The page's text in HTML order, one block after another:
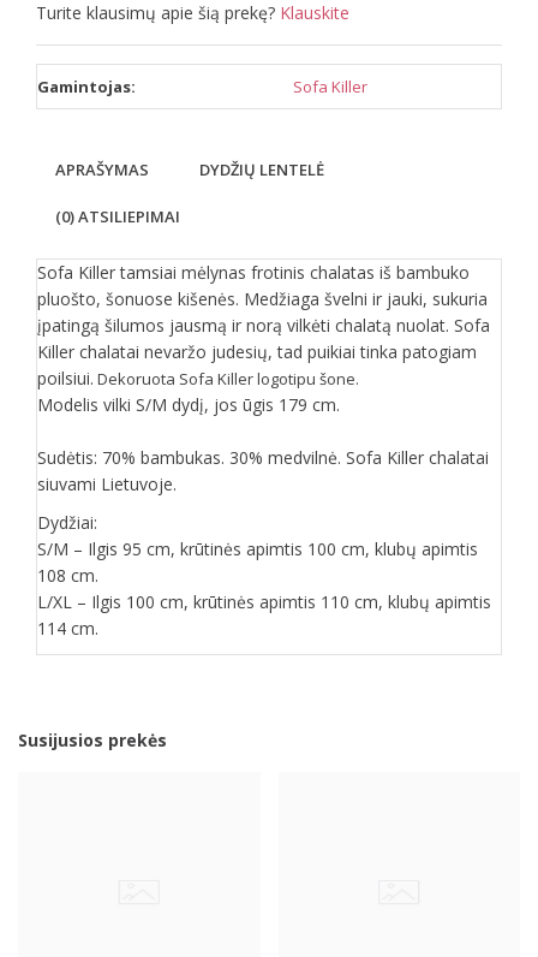
Turite klausimų apie šią prekę? Klauskite
Gamintojas: Sofa Killer
APRAŠYMAS DYDŽIŲ LENTELĖ
(0) ATSILIEPIMAI
Sofa Killer tamsiai mėlynas frotinis chalatas iš bambuko
pluošto, šonuose kišenės. Medžiaga švelni ir jauki, sukuria
įpatingą šilumos jausmą ir norą vilkėti chalatą nuolat. Sofa
Killer chalatai nevaržo judesių, tad puikiai tinka patogiam
poilsiui. Dekoruota Sofa Killer logotipu šone.
Modelis vilki S/M dydį, jos ūgis 179 cm.
Sudėtis: 70% bambukas. 30% medvilnė. Sofa Killer chalatai
siuvami Lietuvoje.
Dydžiai:
S/M – Ilgis 95 cm, krūtinės apimtis 100 cm, klubų apimtis
108 cm.
L/XL – Ilgis 100 cm, krūtinės apimtis 110 cm, klubų apimtis
114 cm.
Susijusios prekės